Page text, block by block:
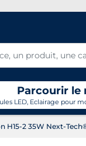
Parcourir le
LED, Eclairage pour
H15-2 35W Next-